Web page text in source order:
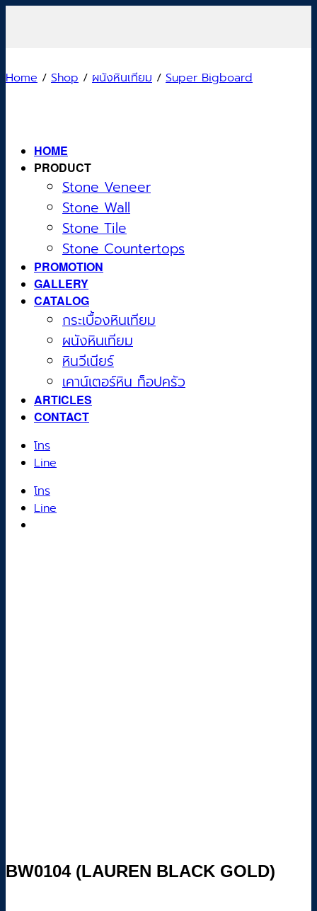
HOME
PRODUCT
Stone Veneer
Stone Wall
Stone Tile
Stone Countertops
PROMOTION
GALLERY
CATALOG
กระเบื้องหินเทียม
ผนังหินเทียม
หินวีเนียร์
เคาน์เตอร์หิน ท็อปครัว
ARTICLES
CONTACT
โทร
Line
โทร
Line
Home / Shop / ผนังหินเทียม / Super Bigboard
BW0104 (LAUREN BLACK GOLD)